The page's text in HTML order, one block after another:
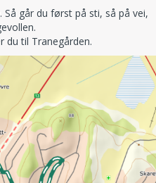
går du først på sti, så på vei,
du til Tranegården.